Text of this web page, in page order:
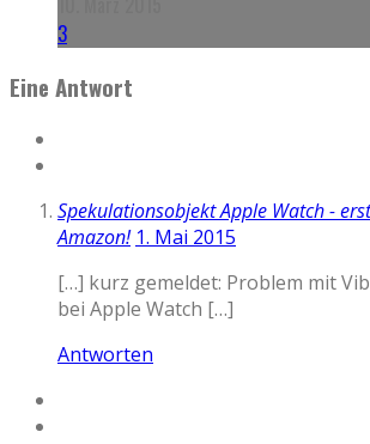
3
Eine Antwort
Spekulationsobjekt Apple Watch -
Amazon! 1. Mai 2015
[…] kurz gemeldet: Problem mit
bei Apple Watch […]
Antworten